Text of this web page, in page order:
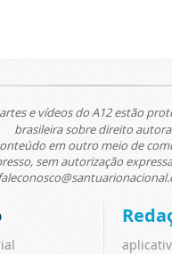
e vídeos do A12 estão
brasileira sobre direito
em outro meio de
sem autorização